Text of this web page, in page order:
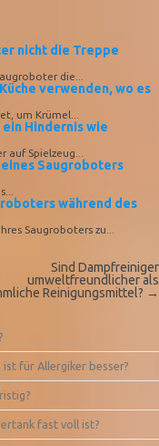
nicht die Treppe
die...
verwenden, wo es
um Krümel...
Hindernis wie
Spielzeug...
Saugroboters
während des
Saugroboters zu...
Sind Dampfreiniger
umweltfreundlicher als
Reinigungsmittel? →
für Allergiker besser?
fast voll ist?